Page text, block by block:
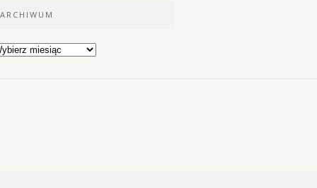
ARCHIWUM